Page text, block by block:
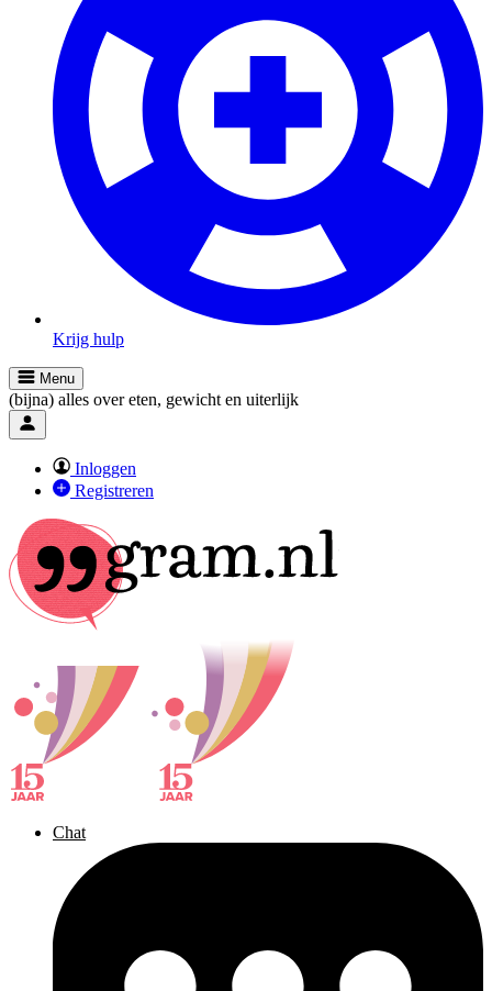
Krijg hulp
Menu
(bijna) alles over eten, gewicht en uiterlijk
Inloggen
Registreren
Chat